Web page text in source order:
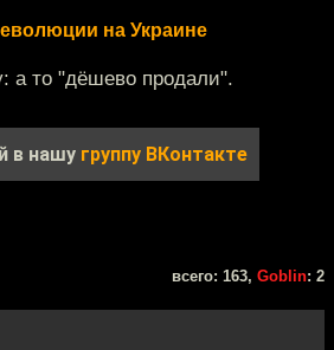
на Украине
а то "дёшево продали".
в нашу группу ВКонтакте
всего: 163, Goblin: 2